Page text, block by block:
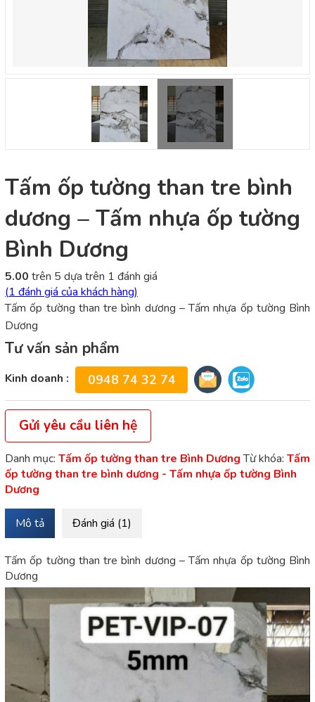
Tấm ốp tường than tre bình
dương – Tấm nhựa ốp tường
Bình Dương
5.00 trên 5 dựa trên 1 đánh giá
(1 đánh giá của khách hàng)
Tấm ốp tường than tre bình dương – Tấm nhựa ốp tường Bình
Dương
Tư vấn sản phẩm
Kinh doanh : 0948 74 32 74
Gửi yêu cầu liên hệ
Danh mục: Tấm ốp tường than tre Bình Dương Từ khóa: Tấm
ốp tường than tre bình dương - Tấm nhựa ốp tường Bình
Dương
Mô tả Đánh giá (1)
Tấm ốp tường than tre bình dương – Tấm nhựa ốp tường Bình
Dương